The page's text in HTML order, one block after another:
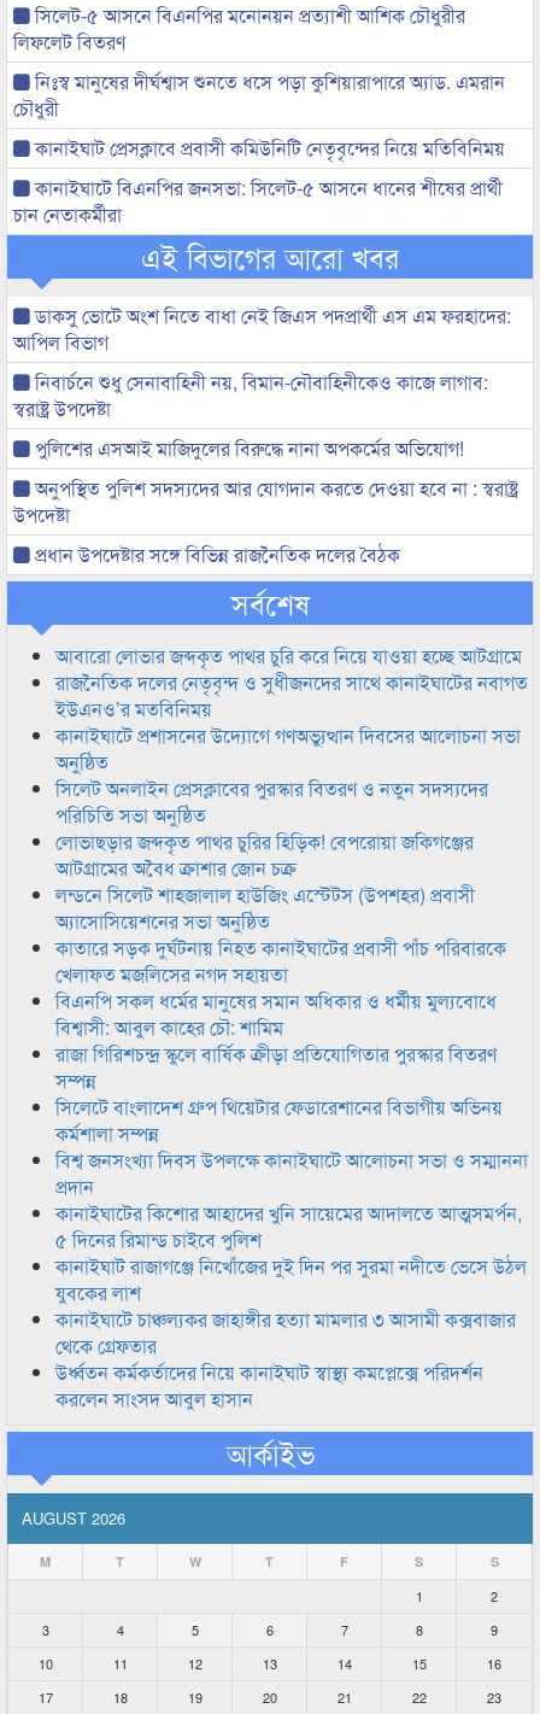
সিলেট-৫ আসনে বিএনপির মনোনয়ন প্রত্যাশী আশিক চৌধুরীর
লিফলেট বিতরণ
নিঃস্ব মানুষের দীর্ঘশ্বাস শুনতে ধসে পড়া কুশিয়ারাপারে অ্যাড. এমরান
চৌধুরী
কানাইঘাট প্রেসক্লাবে প্রবাসী কমিউনিটি নেতৃবৃন্দের নিয়ে মতিবিনিময়
কানাইঘাটে বিএনপির জনসভা: সিলেট-৫ আসনে ধানের শীষের প্রার্থী
চান নেতাকর্মীরা
এই বিভাগের আরো খবর
ডাকসু ভোটে অংশ নিতে বাধা নেই জিএস পদপ্রার্থী এস এম ফরহাদের:
আপিল বিভাগ
নিবার্চনে শুধু সেনাবাহিনী নয়, বিমান-নৌবাহিনীকেও কাজে লাগাব:
স্বরাষ্ট্র উপদেষ্টা
পুলিশের এসআই মাজিদুলের বিরুদ্ধে নানা অপকর্মের অভিযোগ!
অনুপস্থিত পুলিশ সদস্যদের আর যোগদান করতে দেওয়া হবে না : স্বরাষ্ট্র
উপদেষ্টা
প্রধান উপদেষ্টার সঙ্গে বিভিন্ন রাজনৈতিক দলের বৈঠক
সর্বশেষ
আবারো লোভার জব্দকৃত পাথর চুরি করে নিয়ে যাওয়া হচ্ছে আটগ্রামে
রাজনৈতিক দলের নেতৃবৃন্দ ও সুধীজনদের সাথে কানাইঘাটের নবাগত
ইউএনও’র মতবিনিময়
কানাইঘাটে প্রশাসনের উদ্যোগে গণঅভ্যুত্থান দিবসের আলোচনা সভা
অনুষ্ঠিত
সিলেট অনলাইন প্রেসক্লাবের পুরস্কার বিতরণ ও নতুন সদস্যদের
পরিচিতি সভা অনুষ্ঠিত
লোভাছড়ার জব্দকৃত পাথর চুরির হিড়িক! বেপরোয়া জকিগঞ্জের
আটগ্রামের অবৈধ ক্রাশার জোন চক্র
লন্ডনে সিলেট শাহজালাল হাউজিং এস্টেটস (উপশহর) প্রবাসী
অ্যাসোসিয়েশনের সভা অনুষ্ঠিত
কাতারে সড়ক দুর্ঘটনায় নিহত কানাইঘাটের প্রবাসী পাঁচ পরিবারকে
খেলাফত মজলিসের নগদ সহায়তা
বিএনপি সকল ধর্মের মানুষের সমান অধিকার ও ধর্মীয় মুল্যবোধে
বিশ্বাসী: আবুল কাহের চৌ: শামিম
রাজা গিরিশচন্দ্র স্কুলে বার্ষিক ক্রীড়া প্রতিযোগিতার পুরস্কার বিতরণ
সম্পন্ন
সিলেটে বাংলাদেশ গ্রুপ থিয়েটার ফেডারেশানের বিভাগীয় অভিনয়
কর্মশালা সম্পন্ন
বিশ্ব জনসংখ্যা দিবস উপলক্ষে কানাইঘাটে আলোচনা সভা ও সম্মাননা
প্রদান
কানাইঘাটের কিশোর আহাদের খুনি সায়েমের আদালতে আত্মসমর্পন,
৫ দিনের রিমান্ড চাইবে পুলিশ
কানাইঘাট রাজাগঞ্জে নিখোঁজের দুই দিন পর সুরমা নদীতে ভেসে উঠল
যুবকের লাশ
কানাইঘাটে চাঞ্চল্যকর জাহাঙ্গীর হত্যা মামলার ৩ আসামী কক্সবাজার
থেকে গ্রেফতার
উর্ধ্বতন কর্মকর্তাদের নিয়ে কানাইঘাট স্বাস্থ্য কমপ্লেক্সে পরিদর্শন
করলেন সাংসদ আবুল হাসান
আর্কাইভ
AUGUST 2026
M T W T F S S
1
2
3
4 5 6 7 8
9
10
11 12 13 14 15
16
17
18 19 20 21 22 23